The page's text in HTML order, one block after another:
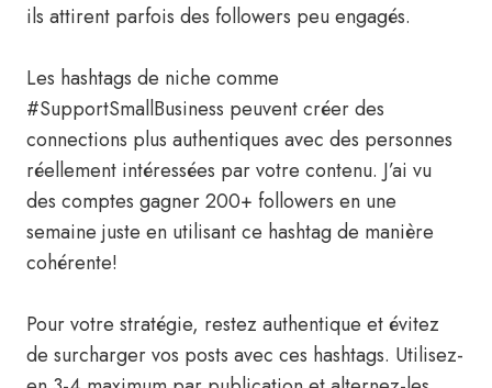
ils attirent parfois des followers peu engagés.
Les hashtags de niche comme
#SupportSmallBusiness peuvent créer des
connections plus authentiques avec des personnes
réellement intéressées par votre contenu. J’ai vu
des comptes gagner 200+ followers en une
semaine juste en utilisant ce hashtag de manière
cohérente!
Pour votre stratégie, restez authentique et évitez
de surcharger vos posts avec ces hashtags. Utilisez-